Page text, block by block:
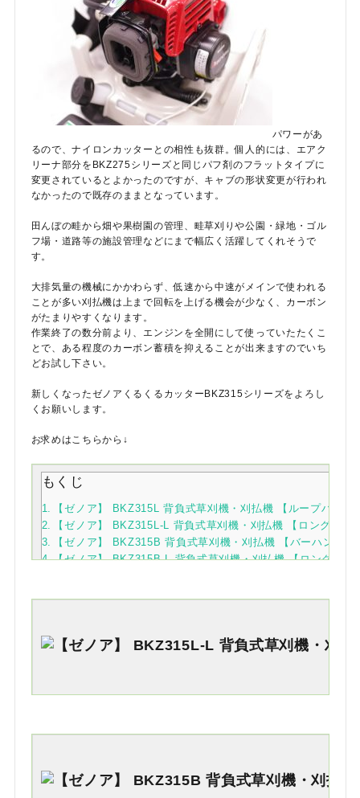
パワーがあ
るので、ナイロンカッターとの相性も抜群。個人的には、エアク
リーナ部分をBKZ275シリーズと同じパフ剤のフラットタイプに
変更されているとよかったのですが、キャブの形状変更が行われ
なかったので既存のままとなっています。
田んぼの畦から畑や果樹園の管理、畦草刈りや公園・緑地・ゴル
フ場・道路等の施設管理などにまで幅広く活躍してくれそうで
す。
大排気量の機械にかかわらず、低速から中速がメインで使われる
ことが多い刈払機は上まで回転を上げる機会が少なく、カーボン
がたまりやすくなります。
作業終了の数分前より、エンジンを全開にして使っていたたくこ
とで、ある程度のカーボン蓄積を抑えることが出来ますのでいち
どお試し下さい。
新しくなったゼノアくるくるカッターBKZ315シリーズをよろし
くお願いします。
お求めはこちらから↓
もくじ
【ゼノア】 BKZ315L 背負式草刈機・刈払機 【ループハン
【ゼノア】 BKZ315L-L 背負式草刈機・刈払機 【ロングパ
【ゼノア】 BKZ315B 背負式草刈機・刈払機 【バーハンド
【ゼノア】 BKZ315B-L 背負式草刈機・刈払機 【ロングパ
【ゼノア】 BKZ315L 背負式草